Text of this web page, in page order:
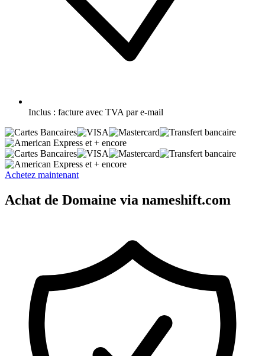
Inclus : facture avec TVA par e-mail
et + encore
et + encore
Achetez maintenant
Achat de Domaine via nameshift.com